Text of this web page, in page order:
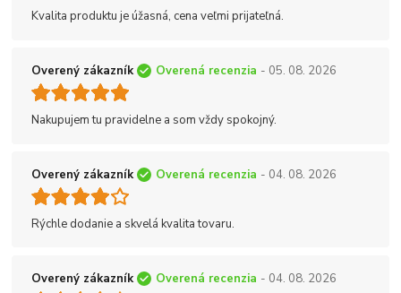
Kvalita produktu je úžasná, cena veľmi prijateľná.
Overený zákazník Overená recenzia - 05. 08. 2026
Nakupujem tu pravidelne a som vždy spokojný.
Overený zákazník Overená recenzia - 04. 08. 2026
Rýchle dodanie a skvelá kvalita tovaru.
Overený zákazník Overená recenzia - 04. 08. 2026